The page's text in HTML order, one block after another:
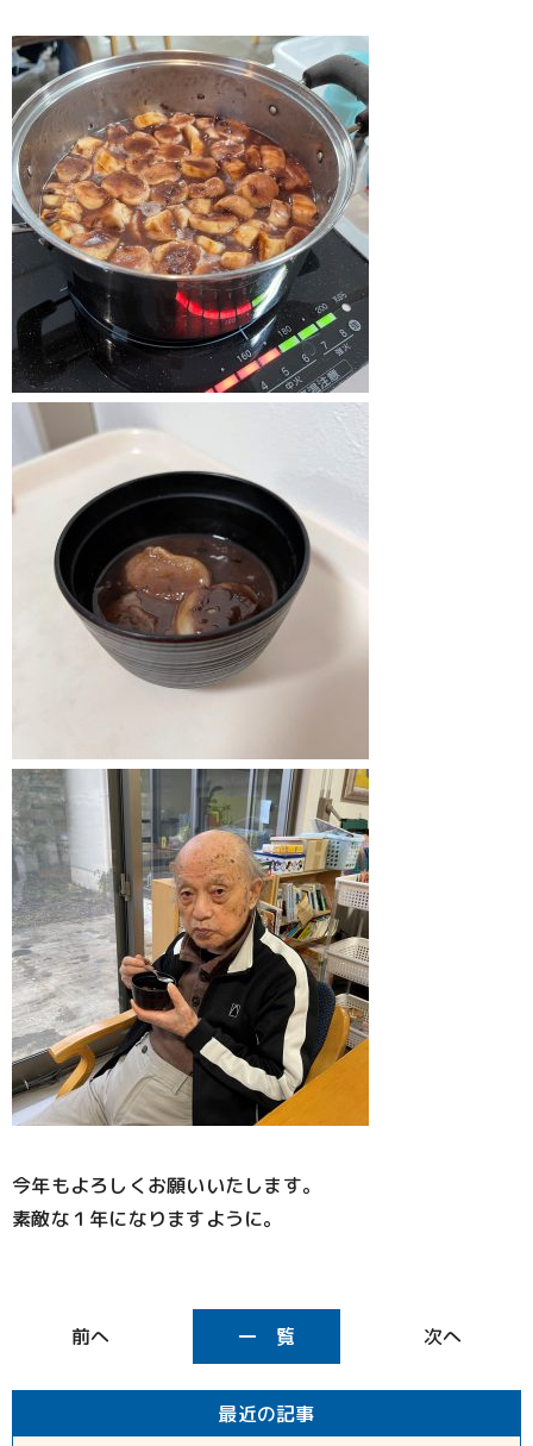
今年もよろしくお願いいたします。
素敵な１年になりますように。
一 覧
最近の記事